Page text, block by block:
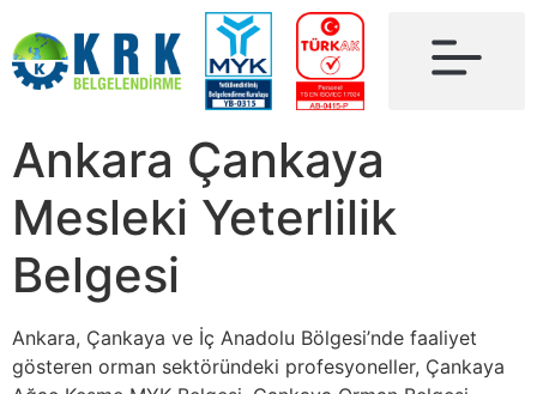
Ankara Çankaya
Mesleki Yeterlilik
Belgesi
Ankara, Çankaya ve İç Anadolu Bölgesi’nde faaliyet
gösteren orman sektöründeki profesyoneller, Çankaya